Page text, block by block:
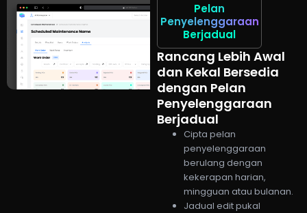
Pelan
Penyelenggaraan
Berjadual
Rancang Lebih Awal
dan Kekal Bersedia
dengan Pelan
Penyelenggaraan
Berjadual
Cipta pelan
penyelenggaraan
berulang dengan
kekerapan harian,
mingguan atau bulanan.
Jadual edit pukal